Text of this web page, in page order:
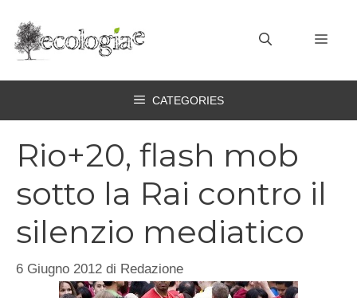
contenuto
CATEGORIES
Rio+20, flash mob
sotto la Rai contro il
silenzio mediatico
6 Giugno 2012 di Redazione